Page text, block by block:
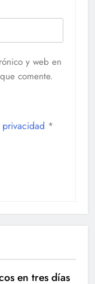
y web en
comente.
*
en tres días